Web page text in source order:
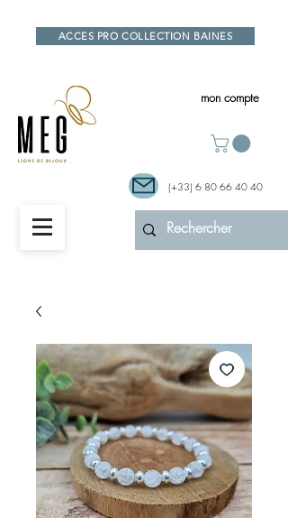
ACCES PRO COLLECTION BAINES
mon compte
(+33) 6 80 66 40 40